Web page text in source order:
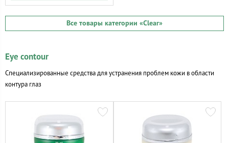
Все товары категории «Clear»
Eye contour
Специализированные средства для устранения проблем кожи в области
контура глаз